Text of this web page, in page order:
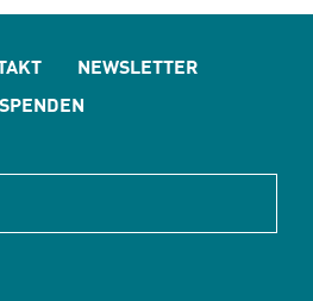
NEWSLETTER
SPENDEN